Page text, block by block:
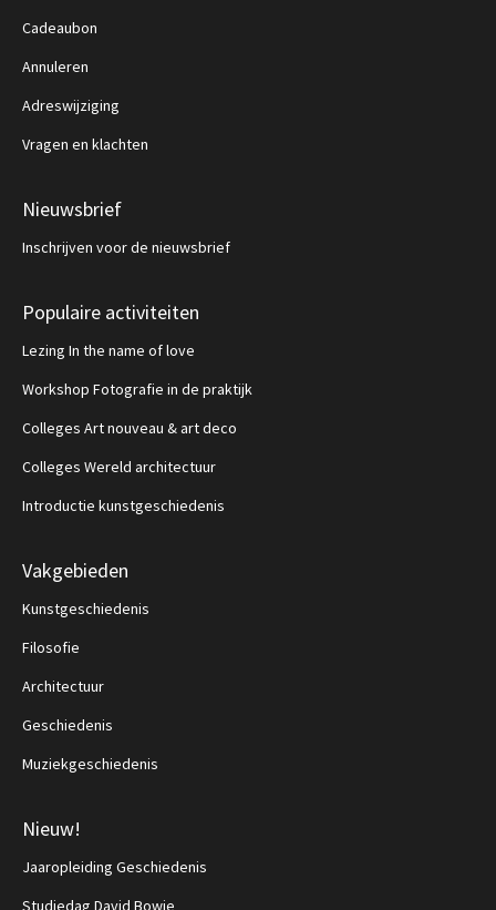
Cadeaubon
Annuleren
Adreswijziging
Vragen en klachten
Nieuwsbrief
Inschrijven voor de nieuwsbrief
Populaire activiteiten
Lezing In the name of love
Workshop Fotografie in de praktijk
Colleges Art nouveau & art deco
Colleges Wereld architectuur
Introductie kunstgeschiedenis
Vakgebieden
Kunstgeschiedenis
Filosofie
Architectuur
Geschiedenis
Muziekgeschiedenis
Nieuw!
Jaaropleiding Geschiedenis
Studiedag David Bowie